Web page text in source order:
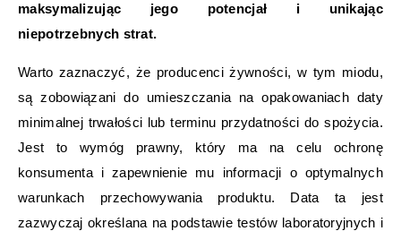
maksymalizując jego potencjał i unikając
niepotrzebnych strat.
Warto zaznaczyć, że producenci żywności, w tym miodu,
są zobowiązani do umieszczania na opakowaniach daty
minimalnej trwałości lub terminu przydatności do spożycia.
Jest to wymóg prawny, który ma na celu ochronę
konsumenta i zapewnienie mu informacji o optymalnych
warunkach przechowywania produktu. Data ta jest
zazwyczaj określana na podstawie testów laboratoryjnych i